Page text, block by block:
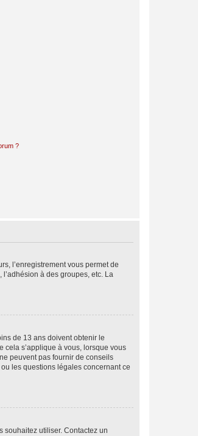
?
l’enregistrement vous permet de
à des groupes, etc. La
de 13 ans doivent obtenir le
cela s’applique à vous, lorsque vous
peuvent pas fournir de conseils
les questions légales concernant ce
souhaitez utiliser. Contactez un